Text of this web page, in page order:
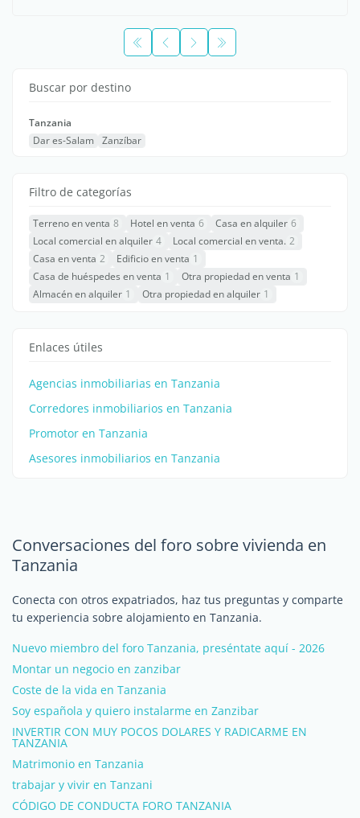
Buscar por destino
Tanzania
Dar es-Salam
Zanzíbar
Filtro de categorías
Terreno en venta 8 Hotel en venta 6 Casa en alquiler 6
Local comercial en alquiler 4 Local comercial en venta. 2
Casa en venta 2 Edificio en venta 1
Casa de huéspedes en venta 1 Otra propiedad en venta 1
Almacén en alquiler 1 Otra propiedad en alquiler 1
Enlaces útiles
Agencias inmobiliarias en Tanzania
Corredores inmobiliarios en Tanzania
Promotor en Tanzania
Asesores inmobiliarios en Tanzania
Conversaciones del foro sobre vivienda en
Tanzania
Conecta con otros expatriados, haz tus preguntas y comparte
tu experiencia sobre alojamiento en Tanzania.
Nuevo miembro del foro Tanzania, preséntate aquí - 2026
Montar un negocio en zanzibar
Coste de la vida en Tanzania
Soy española y quiero instalarme en Zanzibar
INVERTIR CON MUY POCOS DOLARES Y RADICARME EN
TANZANIA
Matrimonio en Tanzania
trabajar y vivir en Tanzani
CÓDIGO DE CONDUCTA FORO TANZANIA